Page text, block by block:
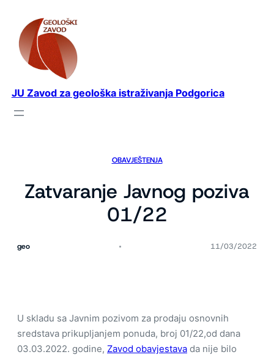
sadržaj
JU Zavod za geološka istraživanja Podgorica
OBAVJEŠTENJA
Zatvaranje Javnog poziva
01/22
geo 11/03/2022
U skladu sa Javnim pozivom za prodaju osnovnih
sredstava prikupljanjem ponuda, broj 01/22,od dana
03.03.2022. godine, Zavod obavjestava da nije bilo